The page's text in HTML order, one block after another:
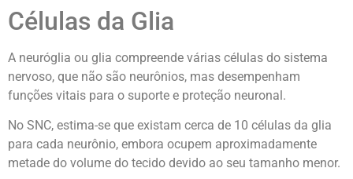
Células da Glia
A neuróglia ou glia compreende várias células do sistema
nervoso, que não são neurônios, mas desempenham
funções vitais para o suporte e proteção neuronal.
No SNC, estima-se que existam cerca de 10 células da glia
para cada neurônio, embora ocupem aproximadamente
metade do volume do tecido devido ao seu tamanho menor.